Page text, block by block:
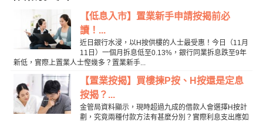
【低息入市】置業新手申請按揭前必
讀！...
近日銀行水浸，以H按供樓的人士最受惠！今日（11月
11日）一個月拆息低至0.13%，銀行同業拆息跌至9年
新低，實際上置業人士慳幾多？置業新手...
【置業按揭】買樓揀P按、H按還是定息
按揭？...
金管局資料顯示，現時超過九成的借款人會選擇H按計
劃，究竟兩種付款方法有甚麼分別？實際利息支出應如